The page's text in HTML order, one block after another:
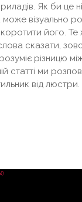
Як би це
візуально
його. Те
сказати,
різницю
статті ми
від люстри.